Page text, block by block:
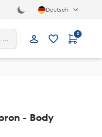
Deutsch
Anmelden
0
- Body